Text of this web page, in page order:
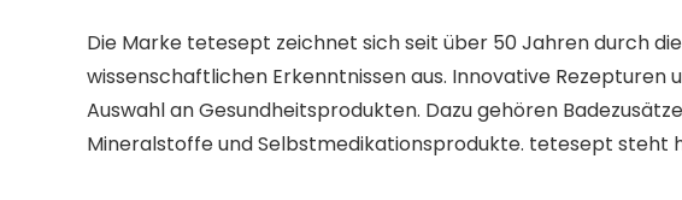
Die Marke tetesept zeichnet sich seit über 50 Jahren durch
wissenschaftlichen Erkenntnissen aus. Innovative Rezepturen
Auswahl an Gesundheitsprodukten. Dazu gehören
Mineralstoffe und Selbstmedikationsprodukte. tetesept steht